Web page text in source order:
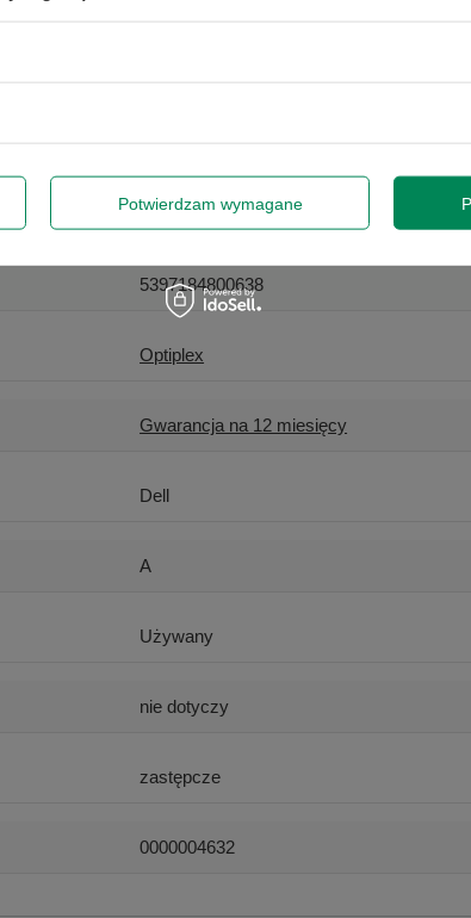
Dell
5397184800638
Optiplex
Gwarancja na 12 miesięcy
Dell
A
Używany
nie dotyczy
zastępcze
0000004632
Potwierdzam wymagane